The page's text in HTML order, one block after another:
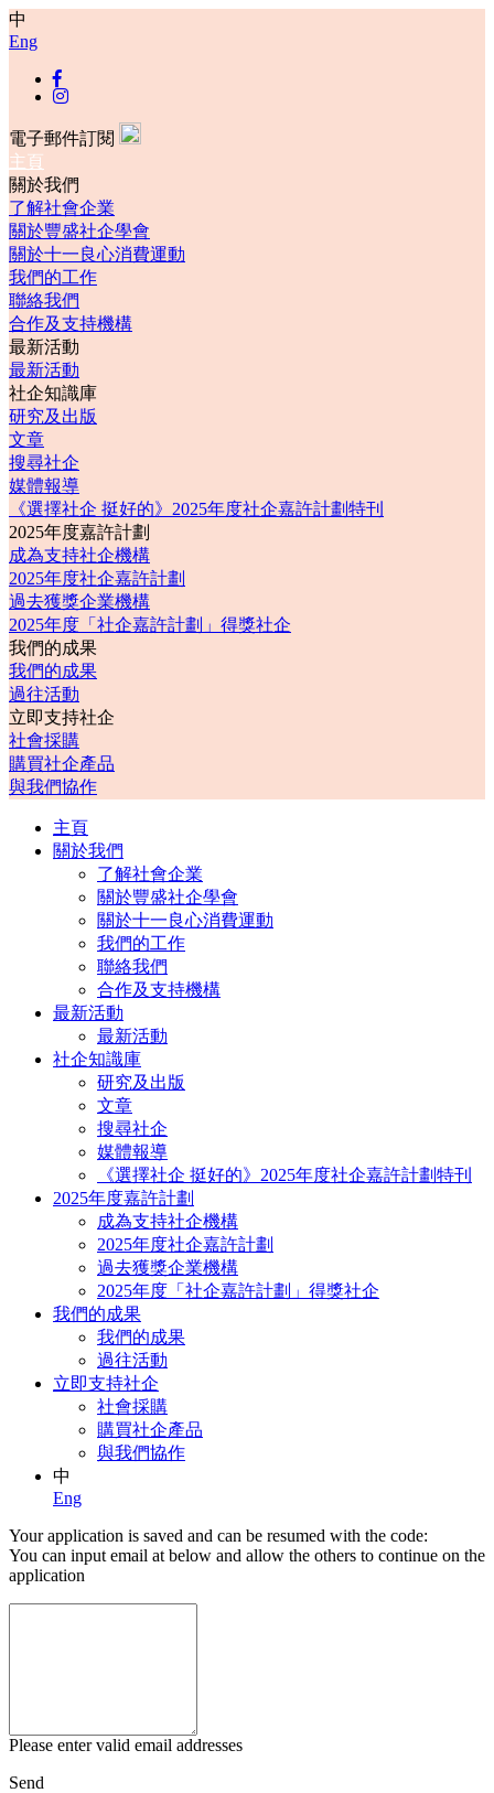
中
Eng
電子郵件訂閱
主頁
關於我們
了解社會企業
關於豐盛社企學會
關於十一良心消費運動
我們的工作
聯絡我們
合作及支持機構
最新活動
最新活動
社企知識庫
研究及出版
文章
搜尋社企
媒體報導
《選擇社企 挺好的》2025年度社企嘉許計劃特刊
2025年度嘉許計劃
成為支持社企機構
2025年度社企嘉許計劃
過去獲獎企業機構
2025年度「社企嘉許計劃」得獎社企
我們的成果
我們的成果
過往活動
立即支持社企
社會採購
購買社企產品
與我們協作
主頁
關於我們
了解社會企業
關於豐盛社企學會
關於十一良心消費運動
我們的工作
聯絡我們
合作及支持機構
最新活動
最新活動
社企知識庫
研究及出版
文章
搜尋社企
媒體報導
《選擇社企 挺好的》2025年度社企嘉許計劃特刊
2025年度嘉許計劃
成為支持社企機構
2025年度社企嘉許計劃
過去獲獎企業機構
2025年度「社企嘉許計劃」得獎社企
我們的成果
我們的成果
過往活動
立即支持社企
社會採購
購買社企產品
與我們協作
中
Eng
Your application is saved and can be resumed with the code:
You can input email at below and allow the others to continue on the
application
Please enter valid email addresses
Send